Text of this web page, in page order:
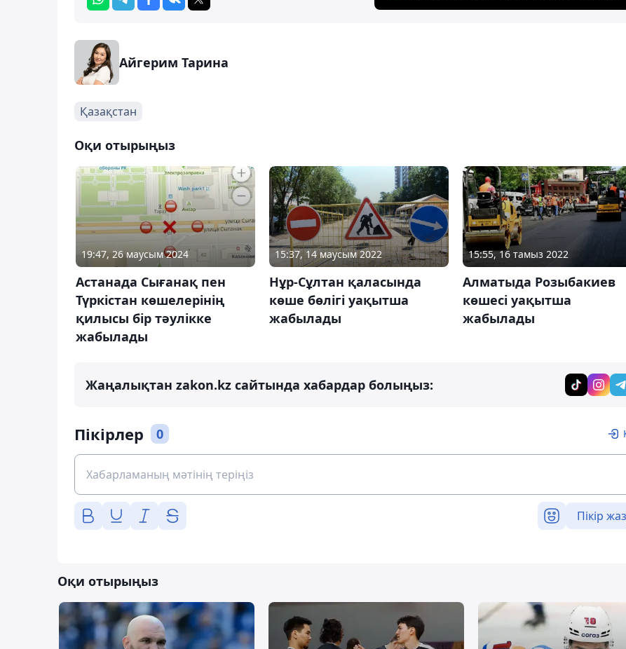
Айгерим Тарина
Қазақстан
Оқи отырыңыз
19:47, 26 маусым 2024
Астанада Сығанақ пен
Түркістан көшелерінің
қилысы бір тәулікке
жабылады
15:37, 14 маусым 2022
Нұр-Сұлтан қаласында
көше бөлігі уақытша
жабылады
15:55, 16 тамыз 2022
Алматыда Розыбакиев
көшесі уақытша
жабылады
Жаңалықтан zakon.kz сайтында хабардар болыңыз:
Пікірлер 0
Пікір
Оқи отырыңыз